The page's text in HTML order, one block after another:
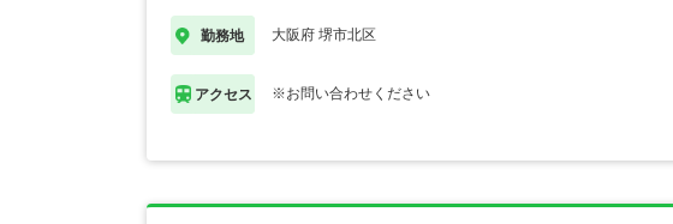
勤務地 大阪府 堺市北区
アクセス ※お問い合わせください